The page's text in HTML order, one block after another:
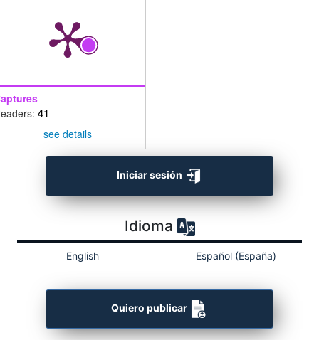
41
see details
Iniciar sesión
Idioma
English Español (España)
Quiero publicar